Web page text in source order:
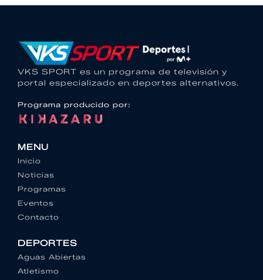
VKS SPORT es un programa de televisión y
portal especializado en deportes alternativos.
Programa producido por:
MENU
Inicio
Noticias
Programas
Eventos
Contacto
DEPORTES
Aguas Abiertas
Atletismo